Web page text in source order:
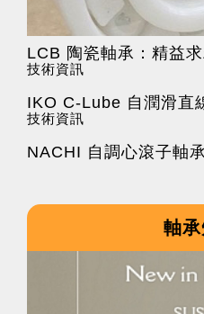
技術資訊
技術資訊
NACHI 自調心滾子軸
軸